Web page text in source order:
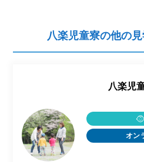
八楽児童寮の他の
八楽児
オン